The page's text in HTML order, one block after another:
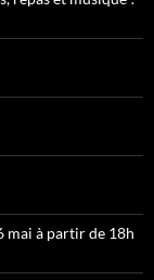
mai à partir de 18h